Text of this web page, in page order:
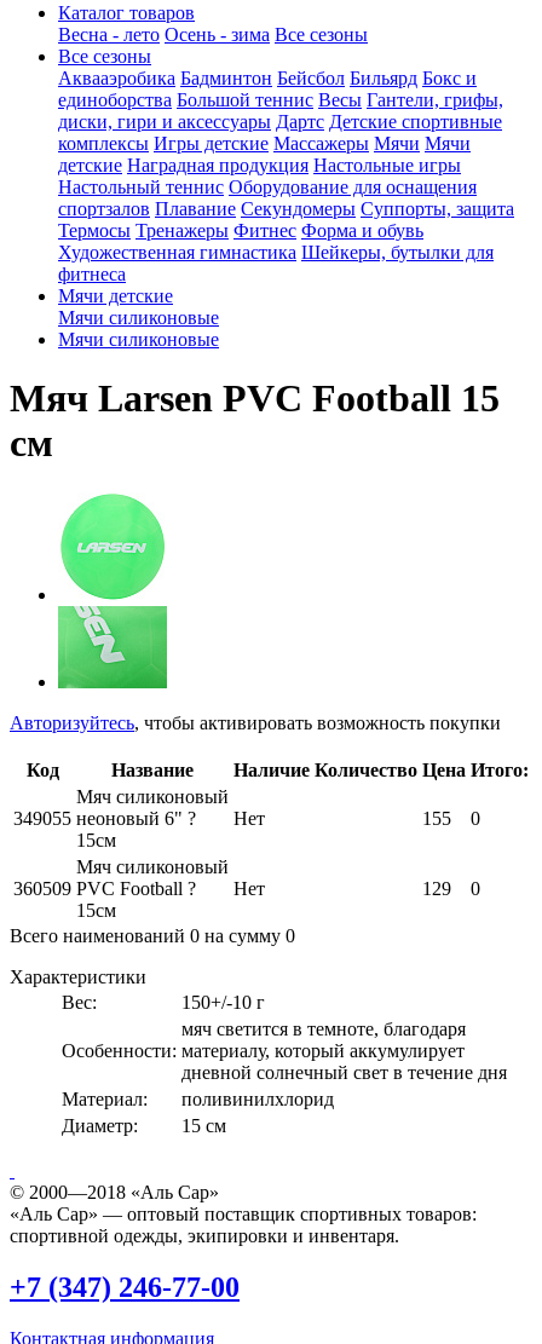
Каталог товаров
Весна - лето Осень - зима Все сезоны
Все сезоны
Аквааэробика Бадминтон Бейсбол Бильярд Бокс и
единоборства Большой теннис Весы Гантели, грифы,
диски, гири и аксессуары Дартс Детские спортивные
комплексы Игры детские Массажеры Мячи Мячи
детские Наградная продукция Настольные игры
Настольный теннис Оборудование для оснащения
спортзалов Плавание Секундомеры Суппорты, защита
Термосы Тренажеры Фитнес Форма и обувь
Художественная гимнастика Шейкеры, бутылки для
фитнеса
Мячи детские
Мячи силиконовые
Мячи силиконовые
Мяч Larsen PVC Football 15
cм
Авторизуйтесь, чтобы активировать возможность покупки
Код Название Наличие Количество Цена Итого:
349055
Мяч силиконовый
неоновый 6" ?
15см
Нет 155 0
360509
Мяч силиконовый
PVC Football ?
15см
Нет 129 0
Всего наименований 0 на сумму 0
Характеристики
Вес:
150+/-10 г
Особенности:
мяч светится в темноте, благодаря
материалу, который аккумулирует
дневной солнечный свет в течение дня
Материал:
поливинилхлорид
Диаметр:
15 см
© 2000—2018 «Аль Сар»
«Аль Сар» — оптовый поставщик спортивных товаров:
спортивной одежды, экипировки и инвентаря.
+7 (347) 246-77-00
Контактная информация